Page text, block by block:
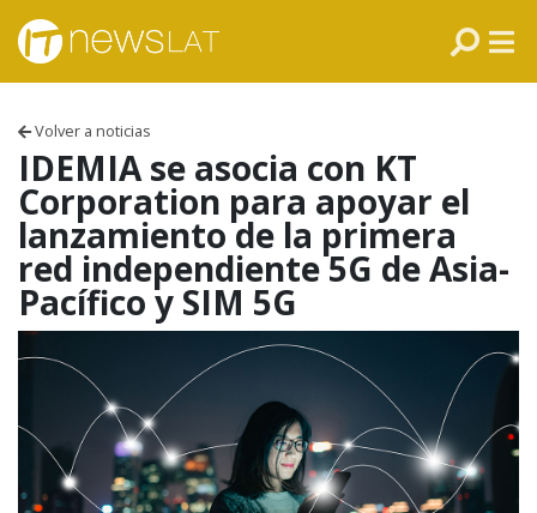
Skip to content
Volver a noticias
IDEMIA se asocia con KT
Corporation para apoyar el
lanzamiento de la primera
red independiente 5G de Asia-
Pacífico y SIM 5G
VENEZUELA
ECUADOR
PERÚ
CHILE
ARGENTINA
MÉXICO